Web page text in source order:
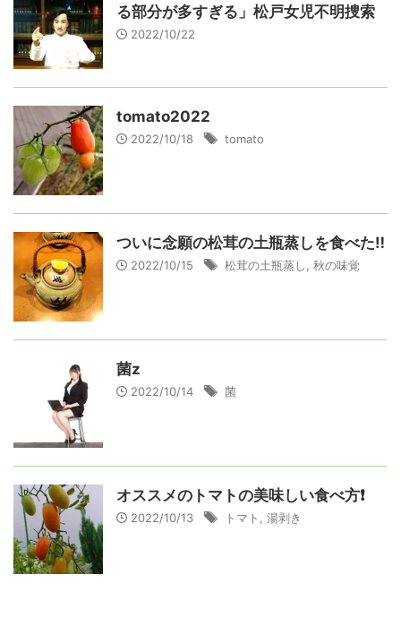
る部分が多すぎる」松戸女児不明捜索
2022/10/22
tomato2022
2022/10/18 tomato
ついに念願の松茸の土瓶蒸しを食べた‼️
2022/10/15 松茸の土瓶蒸し 秋の味覚
菌z
2022/10/14 菌
オススメのトマトの美味しい食べ方❗
2022/10/13 トマト 湯剥き